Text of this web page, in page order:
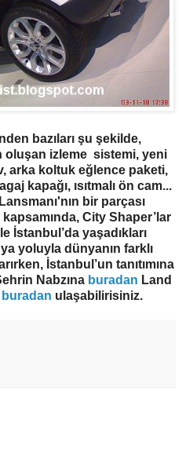
bazıları şu şekilde,
oluşan izleme sistemi, yeni
arka koltuk eğlence paketi,
kapağı, ısıtmalı ön cam...
bir parçası
City Shaper’lar
İstanbul’da yaşadıkları
yoluyla dünyanın farklı
İstanbul’un tanıtımına
Nabzınaburadan Land
ulaşabilirisiniz.